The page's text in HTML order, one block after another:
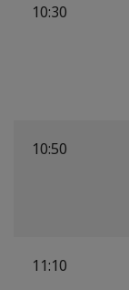
10:30
10:50
11:10